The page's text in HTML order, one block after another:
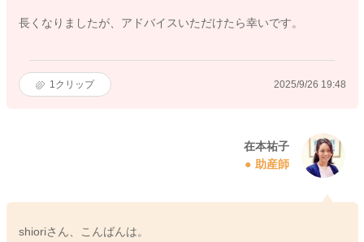
長くなりましたが、アドバイスいただけたら幸いです。
1 クリップ 2025/9/26 19:48
在本祐子
助産師
shioriさん、こんばんは。